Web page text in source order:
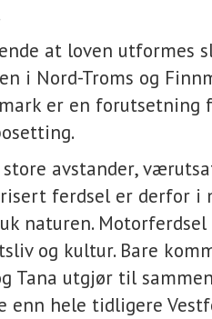
at loven utformes
i Nord-Troms og
er en forutsetning
avstander,
ferdsel er derfor
naturen.
og kultur. Bare
Tana utgjør til
enn hele tidligere